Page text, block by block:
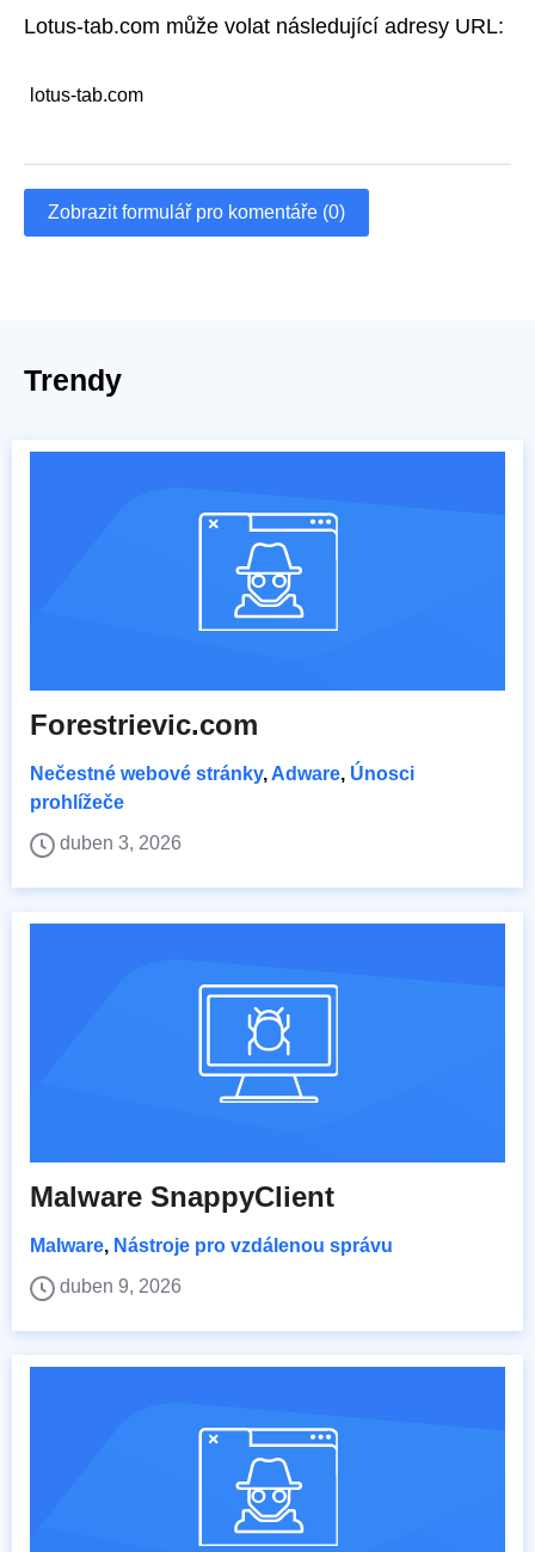
Lotus-tab.com může volat následující adresy URL:
lotus-tab.com
Zobrazit formulář pro komentáře (0)
Trendy
Forestrievic.com
Nečestné webové stránky, Adware, Únosci
prohlížeče
duben 3, 2026
Malware SnappyClient
Malware, Nástroje pro vzdálenou správu
duben 9, 2026